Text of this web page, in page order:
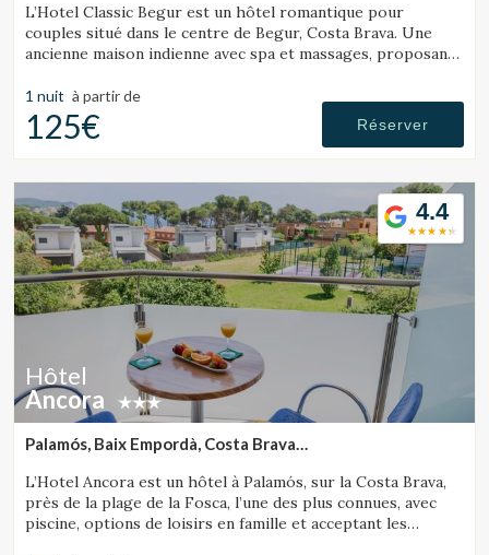
L’Hotel Classic Begur est un hôtel romantique pour
couples situé dans le centre de Begur, Costa Brava. Une
ancienne maison indienne avec spa et massages, proposant
1 nuit à partir de
125€ Réserver
4.4
Hôtel
Ancora
Palamós, Baix Empordà, Costa Brava
L’Hotel Ancora est un hôtel à Palamós, sur la Costa Brava,
près de la plage de la Fosca, l’une des plus connues, avec
piscine, options de loisirs en famille et acceptant les